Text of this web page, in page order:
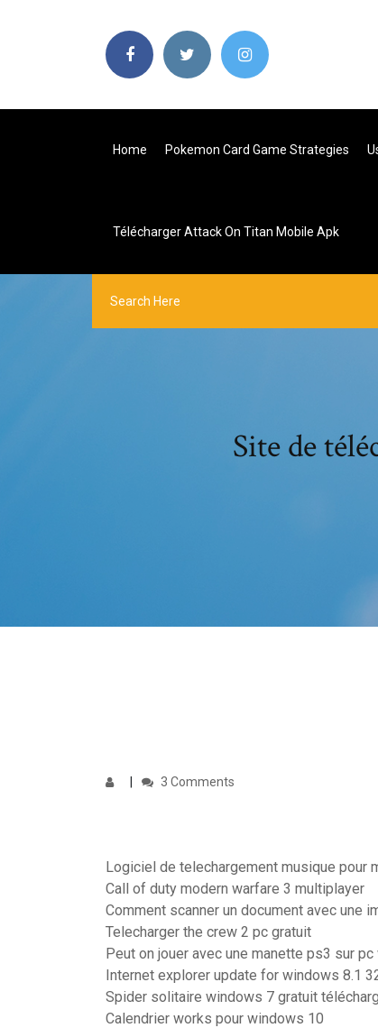
Home Pokemon Card Game Strategies
Télécharger Attack On Titan Mobile Apk
Site de
3 Comments
Logiciel de telechargement musique pour
Call of duty modern warfare 3 multiplayer
Comment scanner un document avec une
Telecharger the crew 2 pc gratuit
Peut on jouer avec une manette ps3 sur
Internet explorer update for windows 8.1
Spider solitaire windows 7 gratuit
Calendrier works pour windows 10